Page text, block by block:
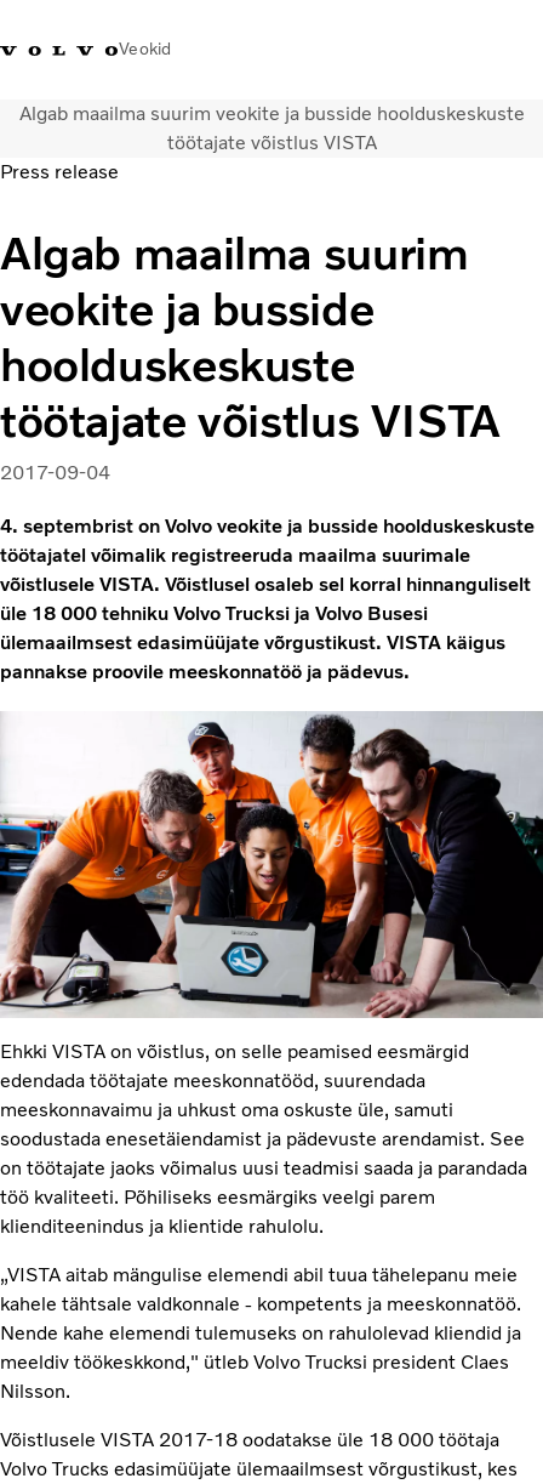
Veokid
+372 671
Volvo Action
Service
Volvo Merchandise
pood
SisselogimineEesti
Veokid
Teenused
KONTAKTID & ESINDUSED
Uudised
Meist
Kampaaniad
Algab maailma suurim veokite ja busside hoolduskeskuste
töötajate võistlus VISTA
Press release
Algab maailma suurim
veokite ja busside
hoolduskeskuste
töötajate võistlus VISTA
2017-09-04
4. septembrist on Volvo veokite ja busside hoolduskeskuste
töötajatel võimalik registreeruda maailma suurimale
võistlusele VISTA. Võistlusel osaleb sel korral hinnanguliselt
üle 18 000 tehniku Volvo Trucksi ja Volvo Busesi
ülemaailmsest edasimüüjate võrgustikust. VISTA käigus
pannakse proovile meeskonnatöö ja pädevus.
Ehkki VISTA on võistlus, on selle peamised eesmärgid
edendada töötajate meeskonnatööd, suurendada
meeskonnavaimu ja uhkust oma oskuste üle, samuti
soodustada enesetäiendamist ja pädevuste arendamist. See
on töötajate jaoks võimalus uusi teadmisi saada ja parandada
töö kvaliteeti. Põhiliseks eesmärgiks veelgi parem
klienditeenindus ja klientide rahulolu.
„VISTA aitab mängulise elemendi abil tuua tähelepanu meie
kahele tähtsale valdkonnale - kompetents ja meeskonnatöö.
Nende kahe elemendi tulemuseks on rahulolevad kliendid ja
meeldiv töökeskkond," ütleb Volvo Trucksi president Claes
Nilsson.
Võistlusele VISTA 2017-18 oodatakse üle 18 000 töötaja
Volvo Trucks edasimüüjate ülemaailmsest võrgustikust, kes